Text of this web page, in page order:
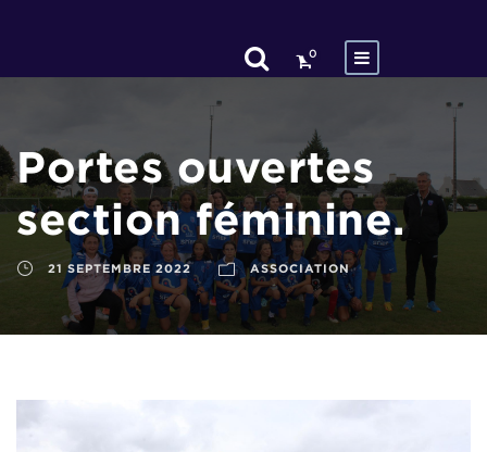
0
Portes ouvertes
section féminine.
21 SEPTEMBRE 2022 ASSOCIATION